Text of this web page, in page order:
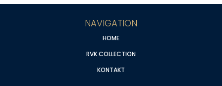
NAVIGATION
HOME
RVK COLLECTION
KONTAKT